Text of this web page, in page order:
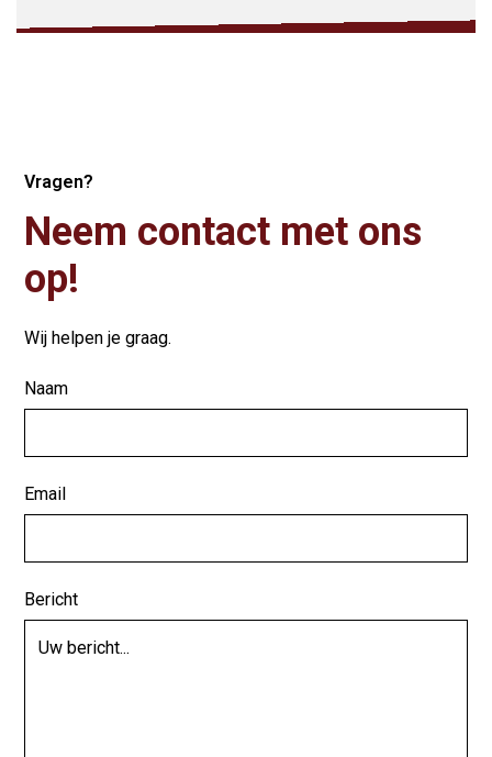
Vragen?
Neem contact met ons
op!
Wij helpen je graag.
Naam
Email
Bericht